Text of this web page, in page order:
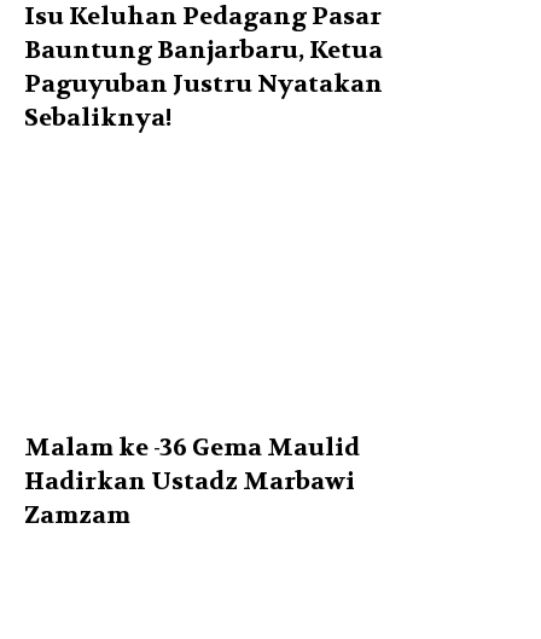
Isu Keluhan Pedagang Pasar
Bauntung Banjarbaru, Ketua
Paguyuban Justru Nyatakan
Sebaliknya!
Malam ke -36 Gema Maulid
Hadirkan Ustadz Marbawi
Zamzam